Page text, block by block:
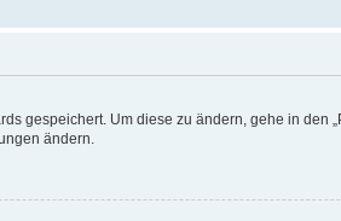
gespeichert. Um diese zu ändern, gehe in den
ändern.